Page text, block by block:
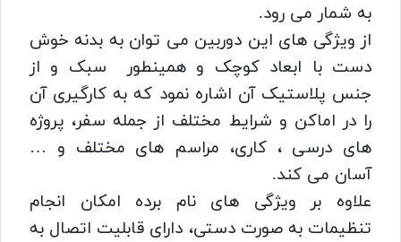
به شمار می رود.
از ویژگی های این دوربین می توان به بدنه خوش
دست با ابعاد کوچک و همینطور سبک و از
جنس پلاستیک آن اشاره نمود که به کارگیری آن
را در اماکن و شرایط مختلف از جمله سفر، پروژه
های درسی ، کاری، مراسم های مختلف و …
آسان می کند.
علاوه بر ویژگی های نام برده امکان انجام
تنظیمات به صورت دستی، دارای قابلیت اتصال به